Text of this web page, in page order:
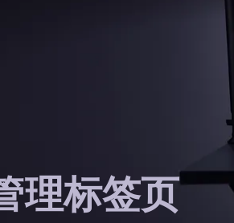
理标签页